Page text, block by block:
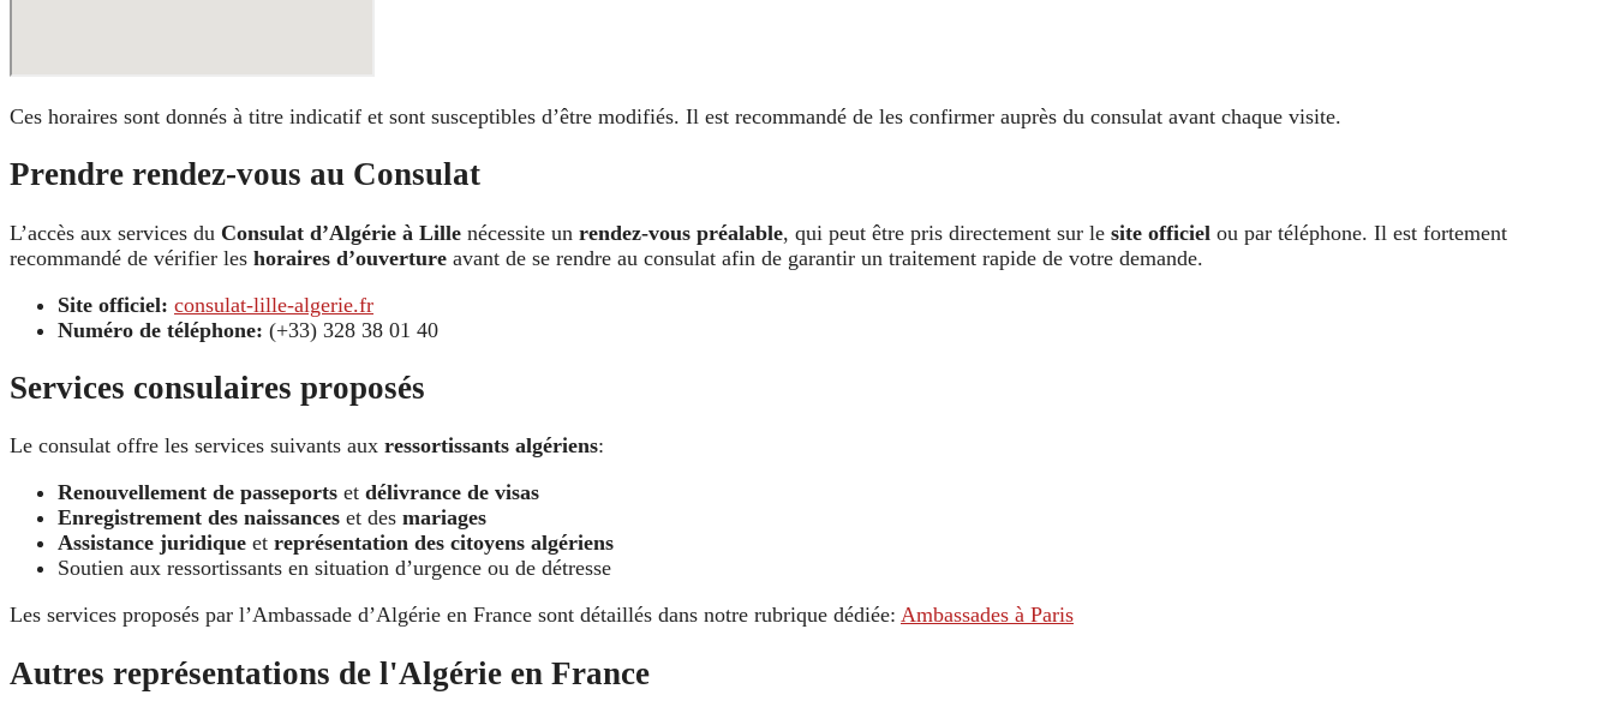
Ces horaires sont donnés à titre indicatif et sont susceptibles d’être modifiés. Il est recommandé de les confirmer auprès du consulat avant chaque visite.
Prendre rendez-vous au Consulat
L’accès aux services du Consulat d’Algérie à Lille nécessite un rendez-vous préalable, qui peut être pris directement sur le site officiel ou par téléphone. Il est fortement
recommandé de vérifier les horaires d’ouverture avant de se rendre au consulat afin de garantir un traitement rapide de votre demande.
Site officiel: consulat-lille-algerie.fr
Numéro de téléphone: (+33) 328 38 01 40
Services consulaires proposés
Le consulat offre les services suivants aux ressortissants algériens:
Renouvellement de passeports et délivrance de visas
Enregistrement des naissances et des mariages
Assistance juridique et représentation des citoyens algériens
Soutien aux ressortissants en situation d’urgence ou de détresse
Les services proposés par l’Ambassade d’Algérie en France sont détaillés dans notre rubrique dédiée: Ambassades à Paris
Autres représentations de l'Algérie en France